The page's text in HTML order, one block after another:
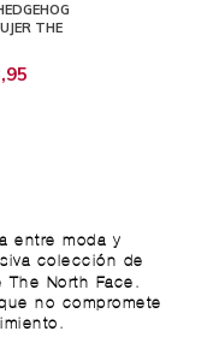
THE
entre moda y
colección de
The North Face.
no compromete